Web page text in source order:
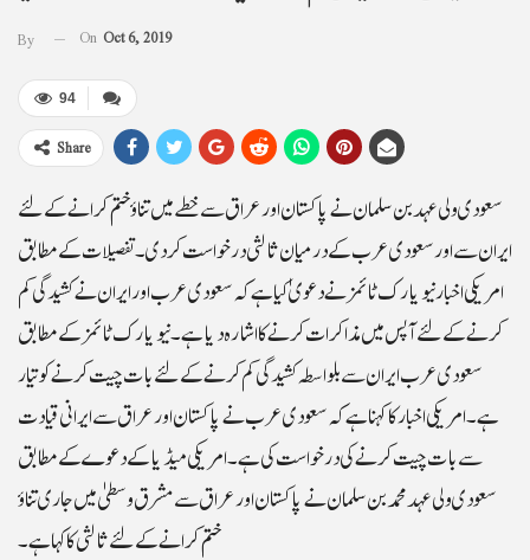
By On Oct 6, 2019
94
Share
سعودی ولی عہد بن سلمان نے پاکستان اور عراق سے خطے میں تناؤ ختم کرانے کےلئے
ایران سے اور سعودی عرب کے درمیان ثالثی درخواست کردی۔تفصیلات کے مطابق
امریکی اخبار نیویارک ٹائمزنے دعویٰ کیا ہے کہ سعودی عرب اور ایران نے کشیدگی کم
کرنے کےلئے آپس میں مذاکرات کرنے کا اشارہ دیا ہے۔نیویارک ٹائمز کے مطابق
سعودی عرب ایران سے بلواسطہ کشیدگی کم کرنے کےلئے بات چیت کرنے کو تیار
ہے۔امریکی اخبار کا کہنا ہے کہ سعودی عرب نے پاکستان اور عراق سے ایرانی قیادت
سے بات چیت کرنے کی درخواست کی ہے۔امریکی میڈیا کے دعوے کے مطابق
سعودی ولی عہد محمد بن سلمان نے پاکستان اور عراق سے مشرق وسطیٰ میں جاری تناؤ
ختم کرانے کےلئے ثالثی کا کہا ہے۔